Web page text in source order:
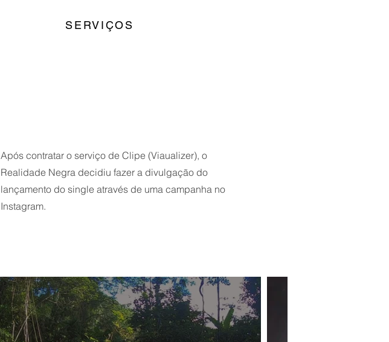
Após contratar o serviço de Clipe (Viaualizer), o
Realidade Negra decidiu fazer a divulgação do
lançamento do single através de uma campanha no
Instagram.
SERVIÇOS